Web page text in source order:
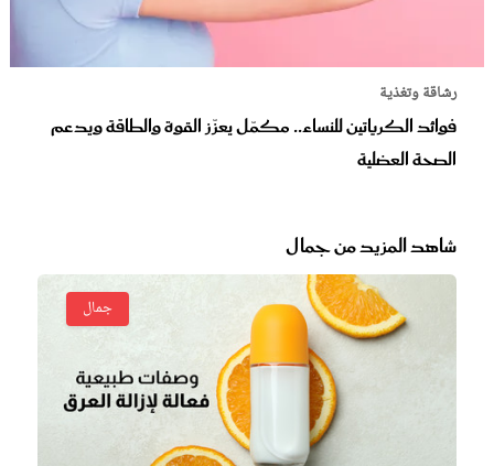
وتغذية
الكرياتين للنساء.. مكمّل يعزّز القوة والطاقة ويدعم
العضلية
المزيد من جمال